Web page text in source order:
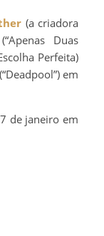
(a criadora
Duas
Perfeita)
(“Deadpool”) em
de janeiro em